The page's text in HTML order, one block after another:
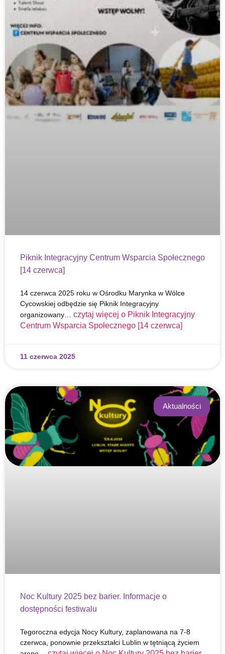
Piknik Integracyjny Centrum Wsparcia Społecznego
[14 czerwca]
14 czerwca 2025 roku w Ośrodku Marynka w Wólce
Cycowskiej odbędzie się Piknik Integracyjny
organizowany… czytaj więcej o Piknik Integracyjny
Centrum Wsparcia Społecznego [14 czerwca]
11 czerwca 2025
Aktualności
Noc Kultury 2025 bez barier. Informacje o
dostępności festiwalu
Tegoroczna edycja Nocy Kultury, zaplanowana na 7-8
czerwca, ponownie przekształci Lublin w tętniącą życiem